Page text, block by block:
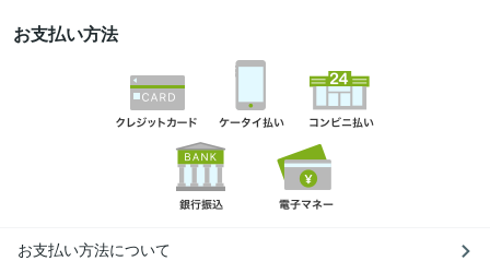
お支払い方法
お支払い方法について